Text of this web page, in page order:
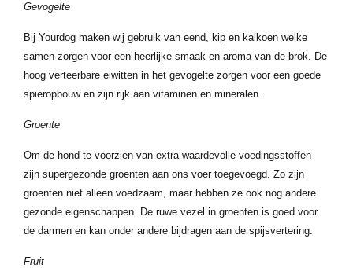
Gevogelte
Bij Yourdog maken wij gebruik van eend, kip en kalkoen welke
samen zorgen voor een heerlijke smaak en aroma van de brok. De
hoog verteerbare eiwitten in het gevogelte zorgen voor een goede
spieropbouw en zijn rijk aan vitaminen en mineralen.
Groente
Om de hond te voorzien van extra waardevolle voedingsstoffen
zijn supergezonde groenten aan ons voer toegevoegd. Zo zijn
groenten niet alleen voedzaam, maar hebben ze ook nog andere
gezonde eigenschappen. De ruwe vezel in groenten is goed voor
de darmen en kan onder andere bijdragen aan de spijsvertering.
Fruit